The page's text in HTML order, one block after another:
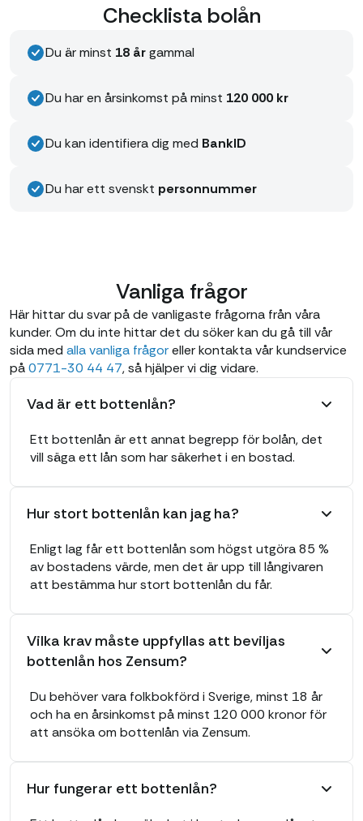
Checklista bolån
Du är minst 18 årgammal
Du har en årsinkomst på minst 120 000 kr
Du kan identifiera dig med BankID
Du har ett svenskt personnummer
Vanliga frågor
Här hittar du svar på de vanligaste frågorna från våra
kunder. Om du inte hittar det du söker kan du gå till vår
sida med alla vanliga frågoreller kontakta vår kundservice
på0771-30 44 47, så hjälper vi dig vidare.
Vad är ett bottenlån?
Ett bottenlån är ett annat begrepp för bolån, det
vill säga ett lån som har säkerhet i en bostad.
Hur stort bottenlån kan jag ha?
Enligt lag får ett bottenlån som högst utgöra 85 %
av bostadens värde, men det är upp till långivaren
att bestämma hur stort bottenlån du får.
Vilka krav måste uppfyllas att beviljas
bottenlån hos Zensum?
Du behöver vara folkbokförd i Sverige, minst 18 år
och ha en årsinkomst på minst 120 000 kronor för
att ansöka om bottenlån via Zensum.
Hur fungerar ett bottenlån?